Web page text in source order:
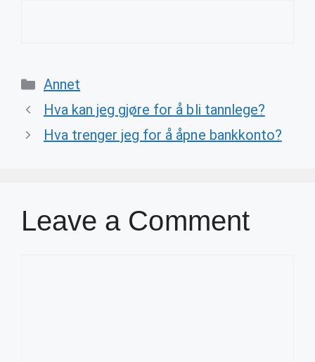
Categories
Annet
Hva kan jeg gjøre for å bli tannlege?
Hva trenger jeg for å åpne bankkonto?
Leave a Comment